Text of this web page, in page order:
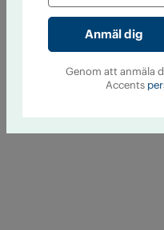
Genom att anmäla
Accents